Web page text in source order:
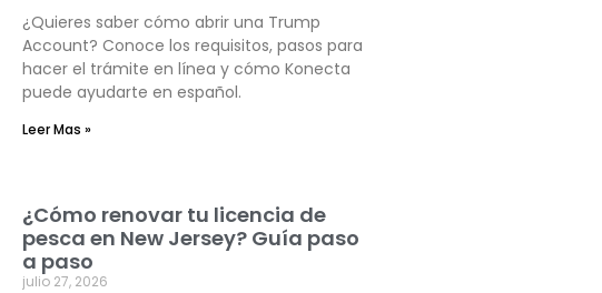
¿Quieres saber cómo abrir una Trump
Account? Conoce los requisitos, pasos para
hacer el trámite en línea y cómo Konecta
puede ayudarte en español.
Leer Mas »
¿Cómo renovar tu licencia de
pesca en New Jersey? Guía paso
a paso
julio 27, 2026